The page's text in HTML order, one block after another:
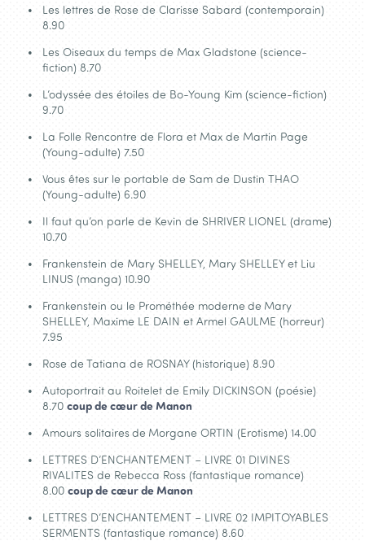
Les lettres de Rose de Clarisse Sabard (contemporain)
8.90
Les Oiseaux du temps de Max Gladstone (science-
fiction) 8.70
L’odyssée des étoiles de Bo-Young Kim (science-fiction)
9.70
La Folle Rencontre de Flora et Max de Martin Page
(Young-adulte) 7.50
Vous êtes sur le portable de Sam de Dustin THAO
(Young-adulte) 6.90
Il faut qu’on parle de Kevin de SHRIVER LIONEL (drame)
10.70
Frankenstein de Mary SHELLEY, Mary SHELLEY et Liu
LINUS (manga) 10.90
Frankenstein ou le Prométhée moderne de Mary
SHELLEY, Maxime LE DAIN et Armel GAULME (horreur)
7.95
Rose de Tatiana de ROSNAY (historique) 8.90
Autoportrait au Roitelet de Emily DICKINSON (poésie)
8.70 coup de cœur de Manon
Amours solitairesde Morgane ORTIN (Erotisme) 14.00
LETTRES D’ENCHANTEMENT – LIVRE 01 DIVINES
RIVALITES de Rebecca Ross (fantastique romance)
8.00 coup de cœur de Manon
LETTRES D’ENCHANTEMENT – LIVRE 02 IMPITOYABLES
SERMENTS (fantastique romance) 8.60